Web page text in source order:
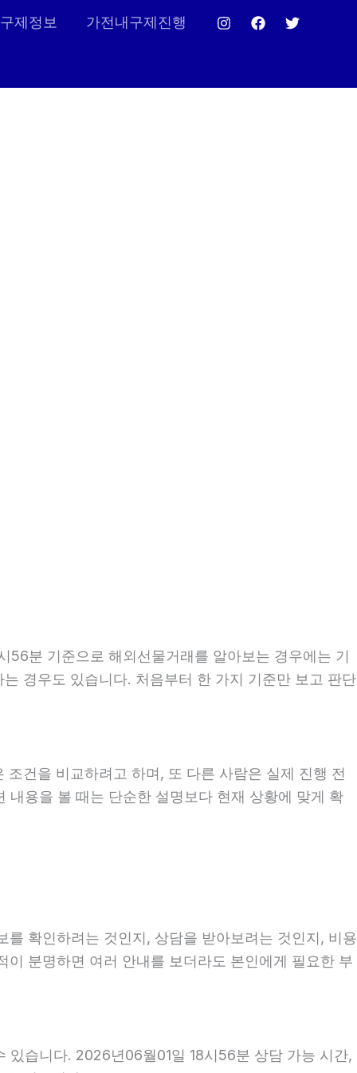
제정보 가전내구제진행
분 기준으로 해외선물거래를 알아보는 경우에는 기
경우도 있습니다. 처음부터 한 가지 기준만 보고 판단
건을 비교하려고 하며, 또 다른 사람은 실제 진행 전
용을 볼 때는 단순한 설명보다 현재 상황에 맞게 확
확인하려는 것인지, 상담을 받아보려는 것인지, 비용
분명하면 여러 안내를 보더라도 본인에게 필요한 부
있습니다. 2026년06월01일 18시56분 상담 가능 시간,